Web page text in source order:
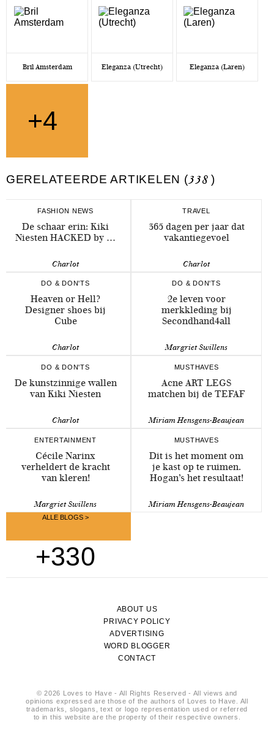
Bril Amsterdam Eleganza (Utrecht) Eleganza (Laren)
+4
GERELATEERDE ARTIKELEN (338 )
FASHION NEWS
De schaar erin: Kiki
Niesten HACKED by …
Charlot
TRAVEL
365 dagen per jaar dat
vakantiegevoel
Charlot
DO & DON'TS
Heaven or Hell?
Designer shoes bij
Cube
Charlot
DO & DON'TS
2e leven voor
merkkleding bij
Secondhand4all
Margriet Swillens
DO & DON'TS
De kunstzinnige wallen
van Kiki Niesten
Charlot
MUSTHAVES
Acne ART LEGS
matchen bij de TEFAF
Miriam Hensgens-Beaujean
ENTERTAINMENT
Cécile Narinx
verheldert de kracht
van kleren!
Margriet Swillens
MUSTHAVES
Dit is het moment om
je kast op te ruimen.
Hogan’s het resultaat!
Miriam Hensgens-Beaujean
+330
ALLE BLOGS >
ABOUT US
PRIVACY POLICY
ADVERTISING
WORD BLOGGER
CONTACT
© 2026 Loves to Have - All Rights Reserved - All views and
opinions expressed are those of the authors of Loves to Have. All
trademarks, slogans, text or logo representation used or referred
to in this website are the property of their respective owners.